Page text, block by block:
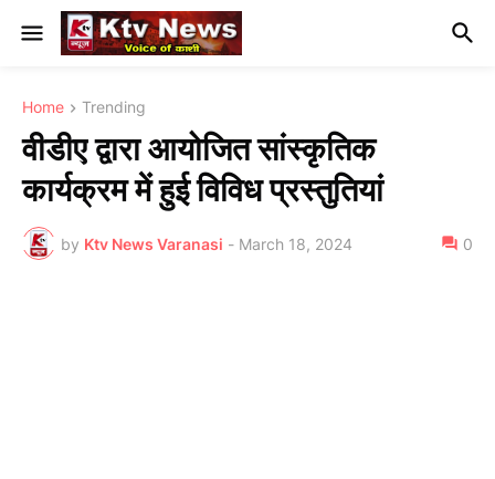
Home Trending
वीडीए द्वारा आयोजित सांस्कृतिक
कार्यक्रम में हुई विविध प्रस्तुतियां
by Ktv News Varanasi - March 18, 2024 0